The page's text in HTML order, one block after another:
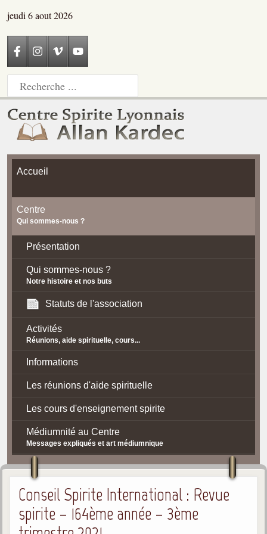
jeudi 6 aout 2026
Accueil
Centre
Qui sommes-nous ?
Présentation
Qui sommes-nous ?
Notre histoire et nos buts
Statuts de l'association
Activités
Réunions, aide spirituelle, cours...
Informations
Les réunions d'aide spirituelle
Les cours d'enseignement spirite
Médiumnité au Centre
Messages expliqués et art médiumnique
Contact / Accès
Plan d'accès
Spiritisme
La doctrine Spirite
Conseil Spirite International : Revue
spirite – 164ème année – 3ème